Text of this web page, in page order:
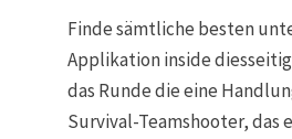
Finde sämtliche besten
Applikation inside
das Runde die eine
Survival-Teamshooter, das